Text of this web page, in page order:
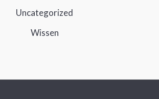
Uncategorized
Wissen